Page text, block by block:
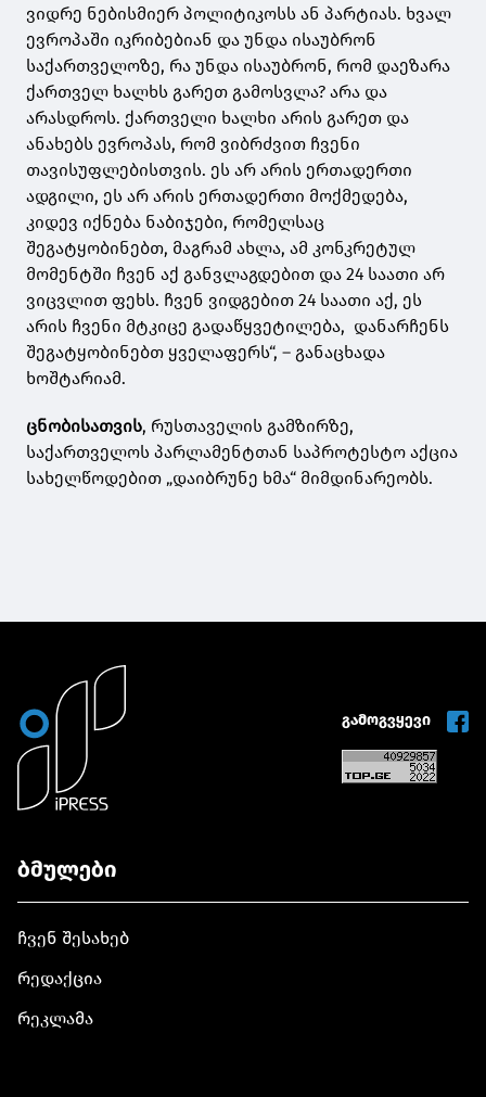
ვიდრე ნებისმიერ პოლიტიკოსს ან პარტიას. ხვალ
ევროპაში იკრიბებიან და უნდა ისაუბრონ
საქართველოზე, რა უნდა ისაუბრონ, რომ დაეზარა
ქართველ ხალხს გარეთ გამოსვლა? არა და
არასდროს. ქართველი ხალხი არის გარეთ და
ანახებს ევროპას, რომ ვიბრძვით ჩვენი
თავისუფლებისთვის. ეს არ არის ერთადერთი
ადგილი, ეს არ არის ერთადერთი მოქმედება,
კიდევ იქნება ნაბიჯები, რომელსაც
შეგატყობინებთ, მაგრამ ახლა, ამ კონკრეტულ
მომენტში ჩვენ აქ განვლაგდებით და 24 საათი არ
ვიცვლით ფეხს. ჩვენ ვიდგებით 24 საათი აქ, ეს
არის ჩვენი მტკიცე გადაწყვეტილება, დანარჩენს
შეგატყობინებთ ყველაფერს“, – განაცხადა
ხოშტარიამ.
ცნობისათვის, რუსთაველის გამზირზე,
საქართველოს პარლამენტთან საპროტესტო აქცია
სახელწოდებით „დაიბრუნე ხმა“ მიმდინარეობს.
გამოგვყევი
ბმულები
ჩვენ შესახებ
რედაქცია
რეკლამა